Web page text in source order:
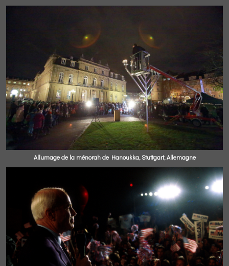
Allumage de la ménorah de Hanoukka, Stuttgart, Allemagne